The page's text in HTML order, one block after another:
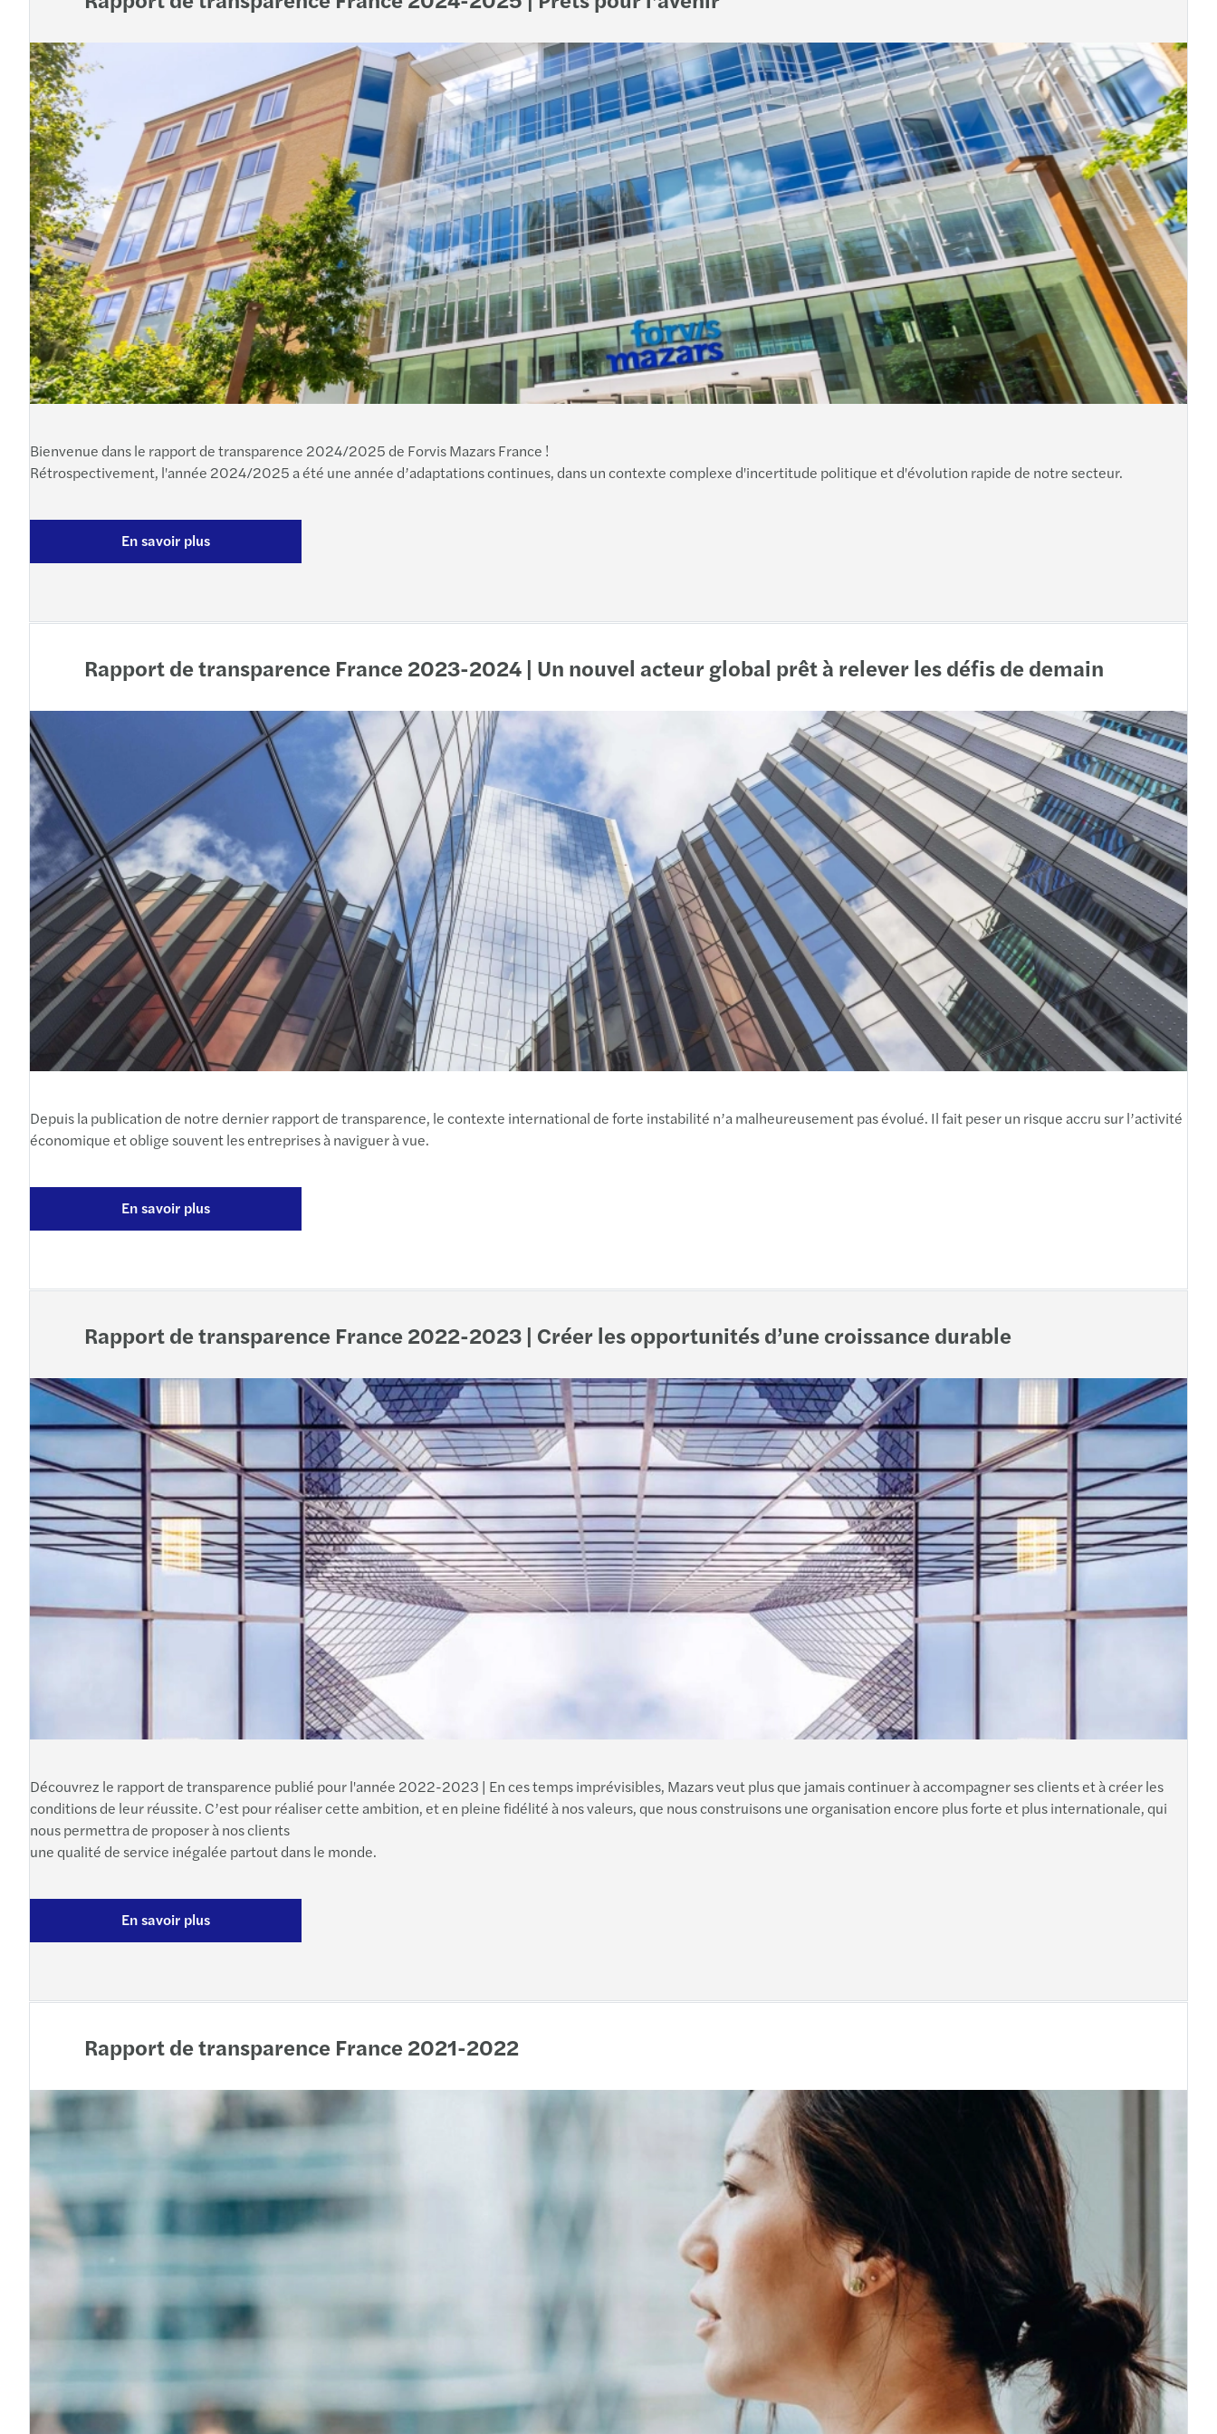
Le Lamentin
Le Puy-en-Velay
Lille
Lons-le-Saunier
Lyon
Marseille
Maîche
Monistrol-sur-Loire
Nantes
Rennes
Rodez
Rouen
Saint-Etienne
Strasbourg
Toulouse
Valence
Vannes
Bienvenue dans le rapport de transparence 2024/2025 de Forvis Mazars France !
Rétrospectivement, l'année 2024/2025 a été une année d’adaptations continues, dans un contexte complexe d'incertitude politique et d'évolution rapide de notre secteur.
En savoir plus
Rapport de transparence France 2023-2024 | Un nouvel acteur global prêt à relever les défis de demain
Depuis la publication de notre dernier rapport de transparence, le contexte international de forte instabilité n’a malheureusement pas évolué. Il fait peser un risque accru sur l’activité
économique et oblige souvent les entreprises à naviguer à vue.
En savoir plus
Rapport de transparence France 2022-2023 | Créer les opportunités d’une croissance durable
Découvrez le rapport de transparence publié pour l'année 2022-2023 | En ces temps imprévisibles, Mazars veut plus que jamais continuer à accompagner ses clients et à créer les
conditions de leur réussite. C’est pour réaliser cette ambition, et en pleine fidélité à nos valeurs, que nous construisons une organisation encore plus forte et plus internationale, qui
nous permettra de proposer à nos clients
une qualité de service inégalée partout dans le monde.
En savoir plus
Rapport de transparence France 2021-2022